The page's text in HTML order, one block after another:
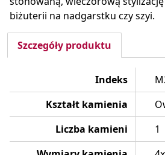
biżuterii na nadgarstku czy szyi.
Szczegóły produktu
Indeks
Kształt kamienia
Liczba kamieni
1